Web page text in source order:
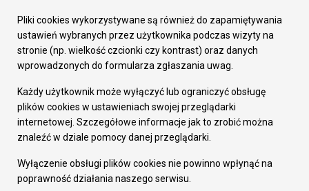
Gospodarka
Fundusze europejskie
Środki krajowe
Oferty inwestycyjne
Pozostałe
Deklaracja dostępności
Dane osobowe
Dodaj opinię o witrynie
Pliki cookies wykorzystywane są również do zapamiętywania
ustawień wybranych przez użytkownika podczas wizyty na
stronie (np. wielkość czcionki czy kontrast) oraz danych
wprowadzonych do formularza zgłaszania uwag.
Każdy użytkownik może wyłączyć lub ograniczyć obsługę
plików cookies w ustawieniach swojej przeglądarki
internetowej. Szczegółowe informacje jak to zrobić można
znaleźć w dziale pomocy danej przeglądarki.
Wyłączenie obsługi plików cookies nie powinno wpłynąć na
poprawność działania naszego serwisu.